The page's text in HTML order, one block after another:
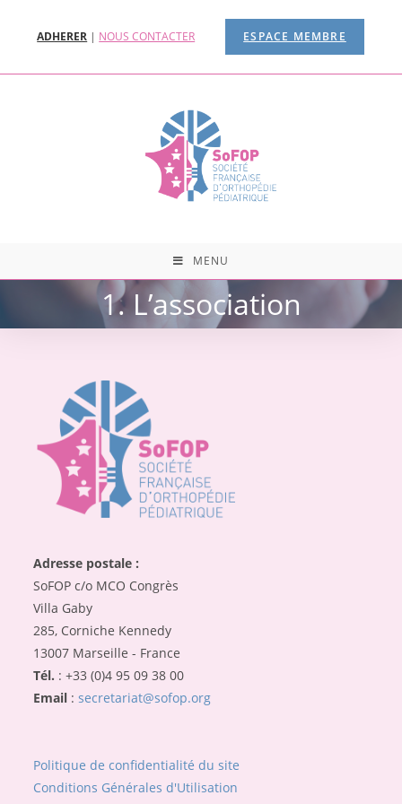
ADHERER | NOUS CONTACTER ESPACE MEMBRE
MENU
1. L’association
Adresse postale :
SoFOP c/o MCO Congrès
Villa Gaby
285, Corniche Kennedy
13007 Marseille - France
Tél. : +33 (0)4 95 09 38 00
Email :secretariat@sofop.org
Politique de confidentialité du site
Conditions Générales d'Utilisation